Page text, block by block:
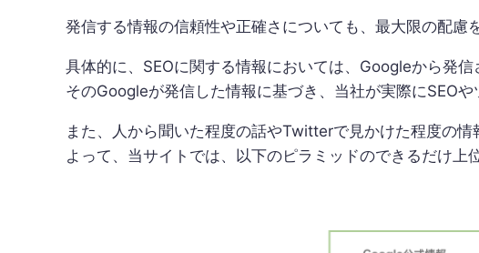
発信する情報の信頼性や正確さについても、最大限の配慮
具体的に、SEOに関する情報においては、Googleから発信
そのGoogleが発信した情報に基づき、当社が実際にSEO
また、人から聞いた程度の話やTwitterで見かけた程度の情
よって、当サイトでは、以下のピラミッドのできるだけ上